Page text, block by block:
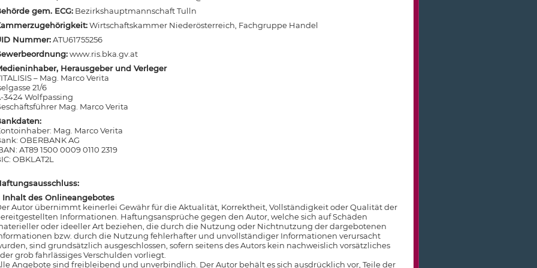
gem. ECG: Bezirkshauptmannschaft Tulln
Wirtschaftskammer Niederösterreich, Fachgruppe Handel
Nummer:ATU61755256
www.ris.bka.gv.at
Herausgeber und Verleger
– Mag. Marco Verita
21/6
3424 Wolfpassing
Mag. Marco Verita
Mag. Marco Verita
OBERBANK AG
AT89 1500 0009 0110 2319
OBKLAT2L
Inhalt des Onlineangebotes
Autor übernimmt keinerlei Gewähr für die Aktualität, Korrektheit, Vollständigkeit oder Qualität der
Informationen. Haftungsansprüche gegen den Autor, welche sich auf Schäden
oder ideeller Art beziehen, die durch die Nutzung oder Nichtnutzung der dargebotenen
bzw. durch die Nutzung fehlerhafter und unvollständiger Informationen verursacht
sind grundsätzlich ausgeschlossen, sofern seitens des Autors kein nachweislich vorsätzliches
grob fahrlässiges Verschulden vorliegt.
Angebote sind freibleibend und unverbindlich. Der Autor behält es sich ausdrücklich vor, Teile der